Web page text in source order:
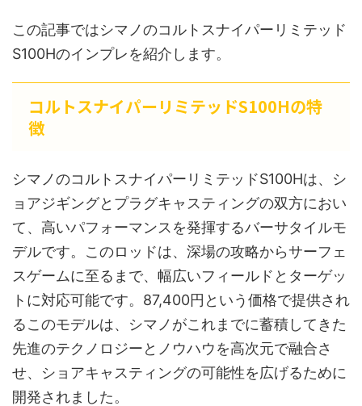
この記事ではシマノのコルトスナイパーリミテッド
S100Hのインプレを紹介します。
コルトスナイパーリミテッドS100Hの特
徴
シマノのコルトスナイパーリミテッドS100Hは、シ
ョアジギングとプラグキャスティングの双方におい
て、高いパフォーマンスを発揮するバーサタイルモ
デルです。このロッドは、深場の攻略からサーフェ
スゲームに至るまで、幅広いフィールドとターゲッ
トに対応可能です。87,400円という価格で提供され
るこのモデルは、シマノがこれまでに蓄積してきた
先進のテクノロジーとノウハウを高次元で融合さ
せ、ショアキャスティングの可能性を広げるために
開発されました。